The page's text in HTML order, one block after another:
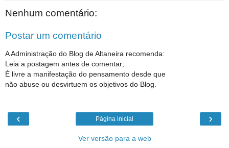
Nenhum comentário:
Postar um comentário
A Administração do Blog de Altaneira recomenda:
Leia a postagem antes de comentar;
É livre a manifestação do pensamento desde que
não abuse ou desvirtuem os objetivos do Blog.
‹ ›
Página inicial
Ver versão para a web